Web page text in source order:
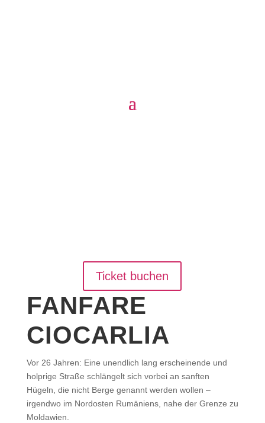
Ticket buchen
FANFARE
CIOCARLIA
Vor 26 Jahren: Eine unendlich lang erscheinende und
holprige Straße schlängelt sich vorbei an sanften
Hügeln, die nicht Berge genannt werden wollen –
irgendwo im Nordosten Rumäniens, nahe der Grenze zu
Moldawien.